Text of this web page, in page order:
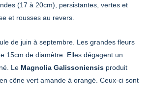
(17 à 20cm), persistantes, vertes et
et rousses au revers.
de juin à septembre. Les grandes fleurs
15cm de diamètre. Elles dégagent un
Le Magnolia Galissoniensis produit
cône vert amande à orangé. Ceux-ci sont